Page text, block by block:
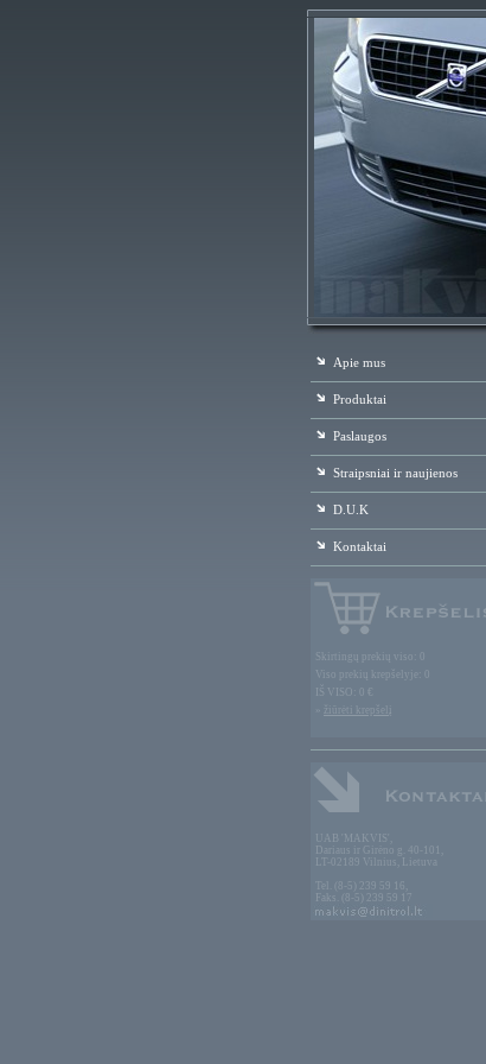
Apie mus
Produktai
Paslaugos
Straipsniai ir naujienos
D.U.K
Kontaktai
Skirtingų prekių viso: 0
Viso prekių krepšelyje: 0
IŠ VISO: 0 €
» žiūrėti krepšelį
UAB 'MAKVIS',
Dariaus ir Girėno g. 40-101,
LT-02189 Vilnius, Lietuva
Tel. (8-5) 239 59 16,
Faks. (8-5) 239 59 17